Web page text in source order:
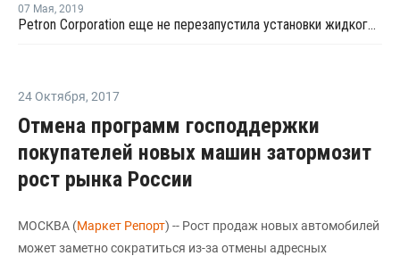
07 Мая, 2019
Petron Corporation еще не перезапустила установки жидкого каткрекинга на Филиппинах после землетрясения
24 Октября, 2017
Отмена программ господдержки
покупателей новых машин затормозит
рост рынка России
МОСКВА (Маркет Репорт) -- Рост продаж новых автомобилей
может заметно сократиться из-за отмены адресных